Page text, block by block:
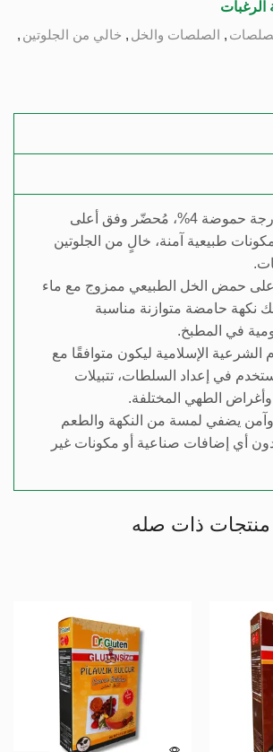
الرغبات
, الصلصات والخل , خالي من الجلوتين ,
خل أبيض نقي بدرجة حموضة 4%، مُحضّر وفق أعلى
طبيعية آمنة، خالٍ من الجلوتين
على حمض الخل الطبيعي ممزوج مع ماء
نكهة حامضة متوازنة مناسبة
في المطبخ.
الشرعية الإسلامية ليكون متوافقًا مع
في إعداد السلطات، تتبيلات
وأغراض الطهي المختلفة.
يضفي لمسة من النكهة والطعم
دون أي إضافات صناعية أو مكونات غير
منتجات ذات صله